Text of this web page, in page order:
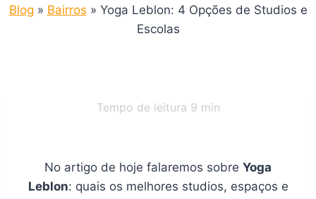
Blog » Bairros » Yoga Leblon: 4 Opções de Studios e
Escolas
Tempo de leitura 9 min
No artigo de hoje falaremos sobre Yoga
Leblon: quais os melhores studios, espaços e